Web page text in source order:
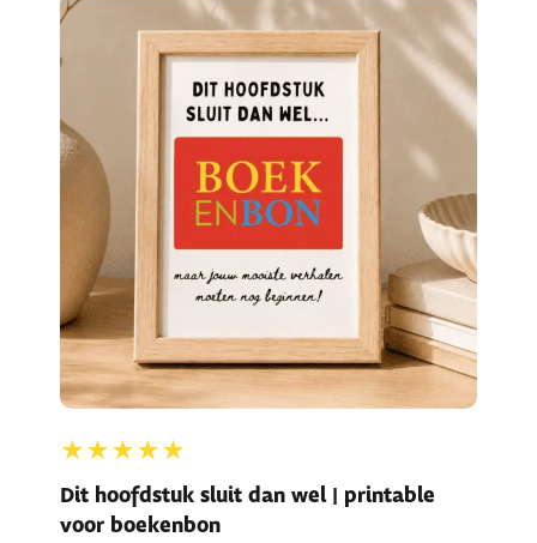
★★★★★
Dit hoofdstuk sluit dan wel | printable
voor boekenbon